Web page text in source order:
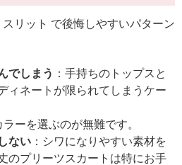
リット で後悔しやすいパターン
でしまう ：手持ちのトップスと
ィネートが限られてしまうケー
ーを選ぶのが無難です。
ない ：シワになりやすい素材を
のプリーツスカートは特にお手